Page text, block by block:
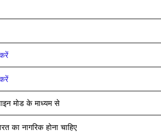
मोड के माध्यम से
का नागरिक होना चाहिए